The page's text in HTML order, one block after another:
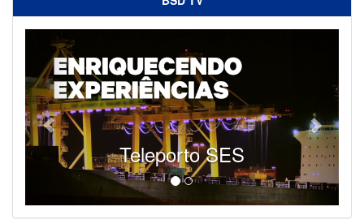
SES - Fornecendo Esportes Ao Vivo